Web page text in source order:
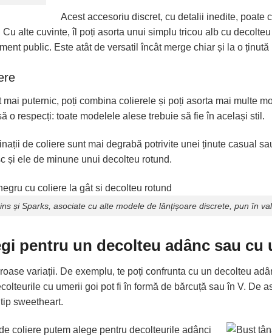
Acest accesoriu discret, cu detalii inedite, poate
alte cuvinte, îl poți asorta unui simplu tricou alb cu
public. Este atât de versatil încât merge chiar și la o ținută
puternic, poți combina colierele și poți asorta mai multe
o respecți: toate modelele alese trebuie să fie în același stil.
de coliere sunt mai degrabă potrivite unei ținute casual
și ele de minune unui decolteu rotund.
șiSparks, asociate cu alte modele de lănțișoare discrete, pun în
pentru un decolteu adânc sau cu
variații. De exemplu, te poți confrunta cu un decolteu
cu umerii goi pot fi în formă de bărcuță sau în V. De
sweetheart.
coliere putem alege pentru decolteurile adânci